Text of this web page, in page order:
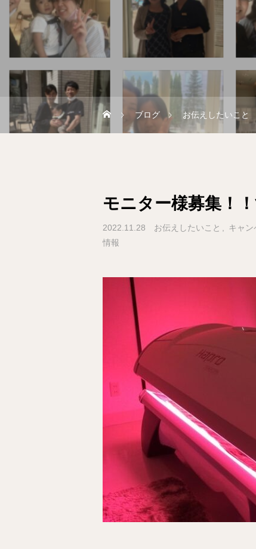
ブログ お伝えしたいこと
モニター様募集！
2022.11.28 お伝えしたいこと キャン
情報